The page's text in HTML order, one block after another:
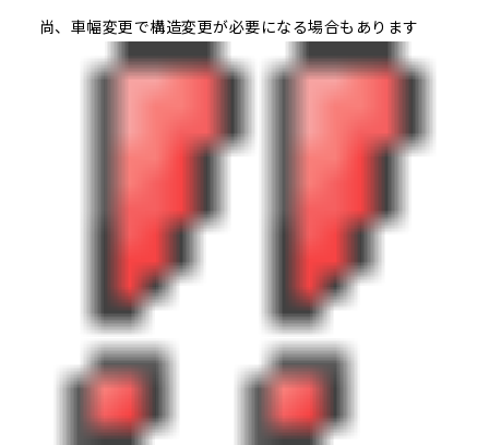
尚、車幅変更で構造変更が必要になる場合もあります